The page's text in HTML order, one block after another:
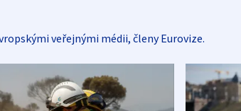
veřejnými médii, členy Eurovize.